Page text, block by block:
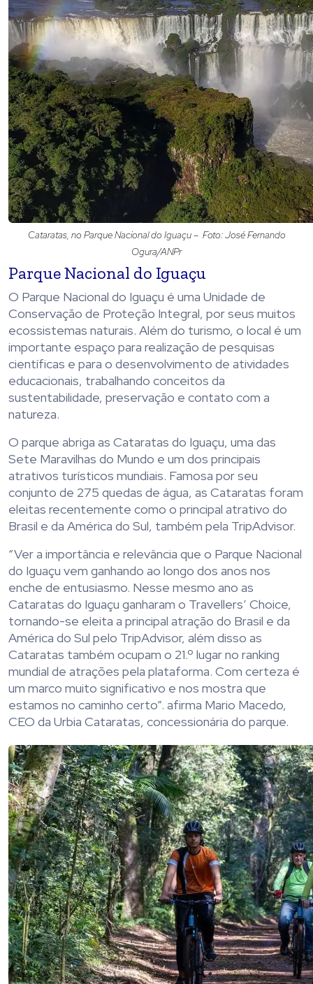
Cataratas, no Parque Nacional do Iguaçu – Foto: José Fernando
Ogura/ANPr
Parque Nacional do Iguaçu
O Parque Nacional do Iguaçu é uma Unidade de
Conservação de Proteção Integral, por seus muitos
ecossistemas naturais. Além do turismo, o local é um
importante espaço para realização de pesquisas
científicas e para o desenvolvimento de atividades
educacionais, trabalhando conceitos da
sustentabilidade, preservação e contato com a
natureza.
O parque abriga as Cataratas do Iguaçu, uma das
Sete Maravilhas do Mundo e um dos principais
atrativos turísticos mundiais. Famosa por seu
conjunto de 275 quedas de água, as Cataratas foram
eleitas recentemente como o principal atrativo do
Brasil e da América do Sul, também pela TripAdvisor.
“Ver a importância e relevância que o Parque Nacional
do Iguaçu vem ganhando ao longo dos anos nos
enche de entusiasmo. Nesse mesmo ano as
Cataratas do Iguaçu ganharam o Travellers’ Choice,
tornando-se eleita a principal atração do Brasil e da
América do Sul pelo TripAdvisor, além disso as
Cataratas também ocupam o 21.º lugar no ranking
mundial de atrações pela plataforma. Com certeza é
um marco muito significativo e nos mostra que
estamos no caminho certo”. afirma Mario Macedo,
CEO da Urbia Cataratas, concessionária do parque.